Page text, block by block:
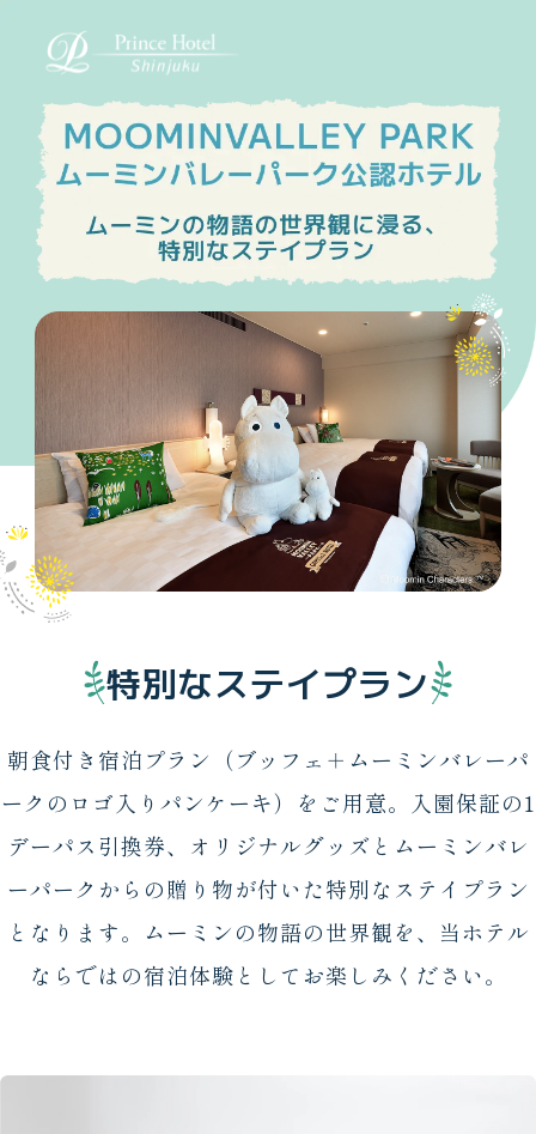
MOOMINVALLEY PARK
ムーミンバレーパーク公認ホテル
特別なステイプラン
朝食付き宿泊プラン（ブッフェ＋ムーミンバレーパ
ークのロゴ入りパンケーキ）をご用意。
入園保証の1
デーパス引換券、オリジナルグッズとムーミンバレ
ーパークからの贈り物が付いた特別なステイプラン
となります。
ムーミンの物語の世界観を、当ホテル
ならではの宿泊体験としてお楽しみください。